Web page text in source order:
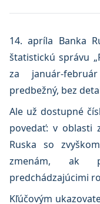
14. apríla Banka
štatistickú správu
za január-
predbežný, bez
Ale už dostupné
povedať: v oblasti
Ruska so
zmenám, ak
predchádzajúcimi
Kľúčovým